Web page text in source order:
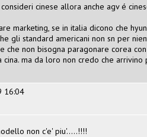
cinese allora anche agv é
marketing, se in italia dicono che
gli standard americani non sn per
che non bisogna paragonare corea
ma da loro non credo che arrivino
16:04
non c'e' piu'.....!!!!